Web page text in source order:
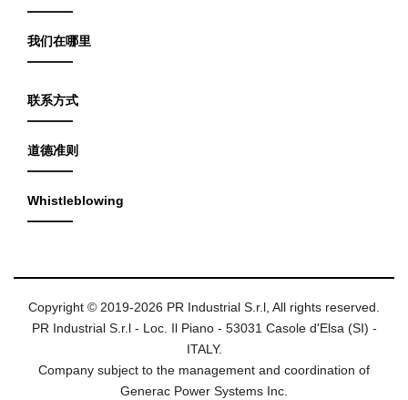
我们在哪里
联系方式
道德准则
Whistleblowing
Copyright © 2019-2026 PR Industrial S.r.l, All rights reserved.
PR Industrial S.r.l - Loc. Il Piano - 53031 Casole d'Elsa (SI) -
ITALY.
Company subject to the management and coordination of
Generac Power Systems Inc.